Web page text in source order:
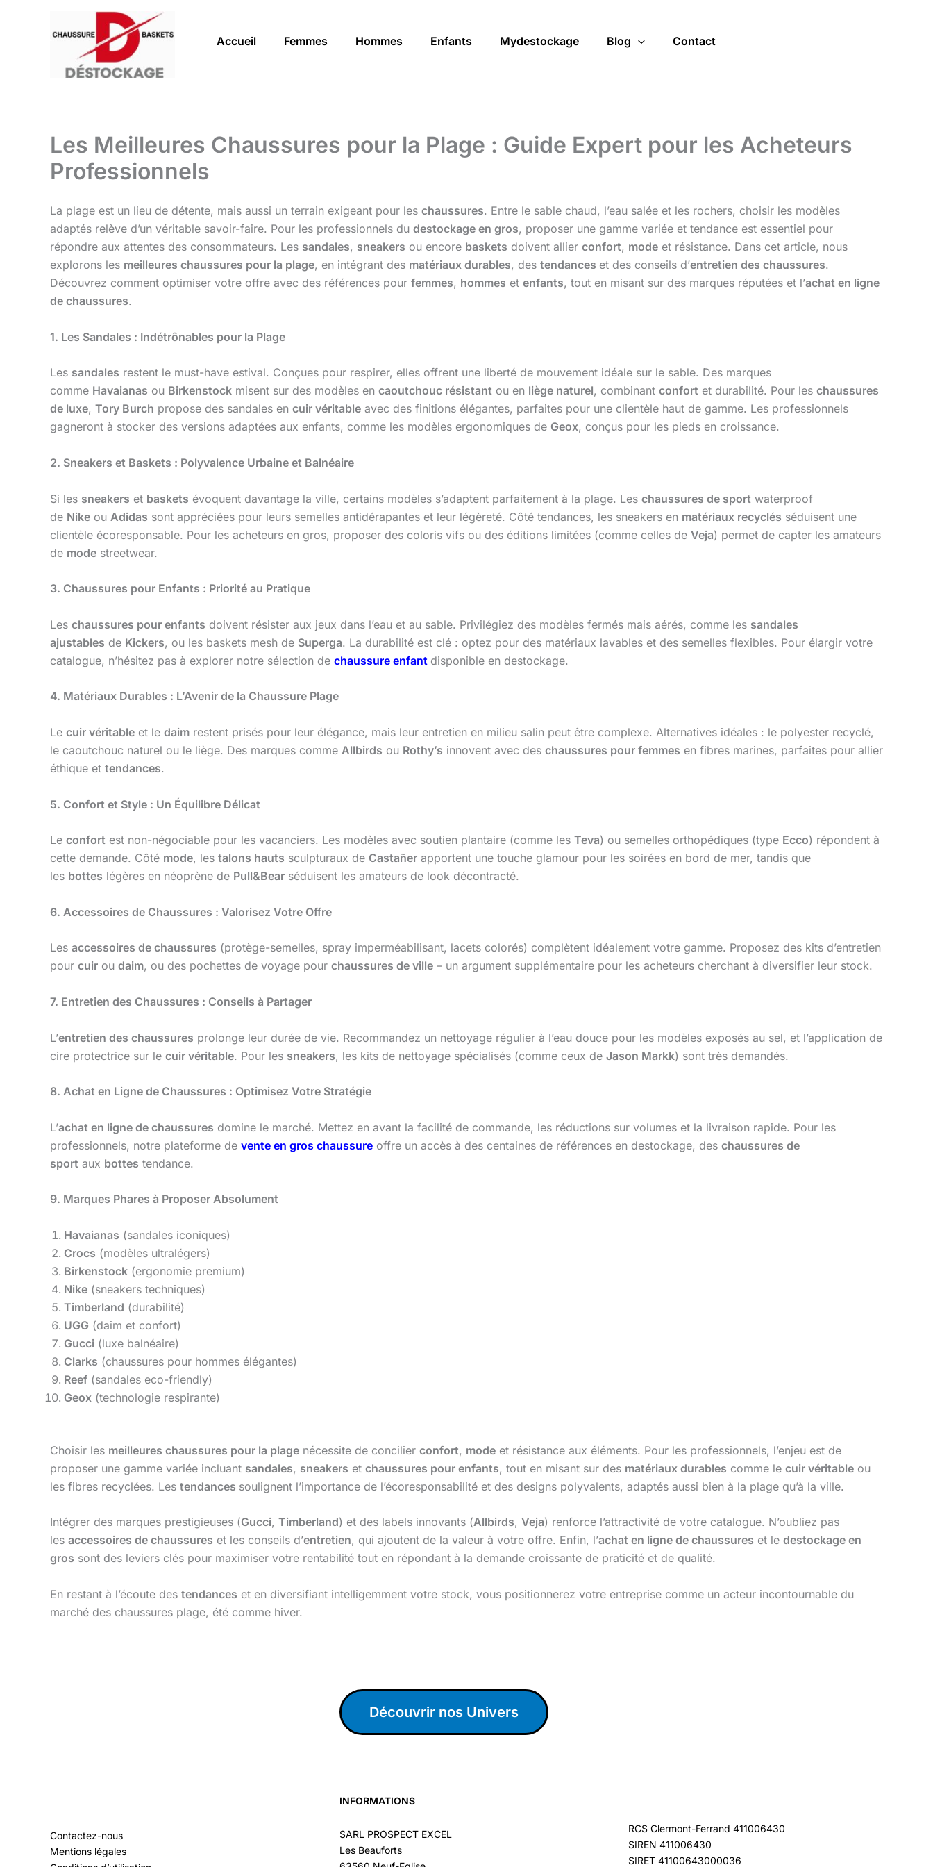
Accueil Femmes Hommes Enfants Mydestockage Blog Contact
Les Meilleures Chaussures pour la Plage : Guide Expert pour les Acheteurs
Professionnels
La plage est un lieu de détente, mais aussi un terrain exigeant pour les chaussures. Entre le sable chaud, l’eau salée et les rochers, choisir les modèles
adaptés relève d’un véritable savoir-faire. Pour les professionnels du destockage en gros, proposer une gamme variée et tendance est essentiel pour
répondre aux attentes des consommateurs. Les sandales, sneakers ou encore baskets doivent allier confort, mode et résistance. Dans cet article, nous
explorons les meilleures chaussures pour la plage, en intégrant des matériaux durables, des tendances et des conseils d’entretien des chaussures.
Découvrez comment optimiser votre offre avec des références pour femmes, hommes et enfants, tout en misant sur des marques réputées et l’achat en ligne
de chaussures.
1. Les Sandales : Indétrônables pour la Plage
Les sandales restent le must-have estival. Conçues pour respirer, elles offrent une liberté de mouvement idéale sur le sable. Des marques
comme Havaianas ou Birkenstock misent sur des modèles en caoutchouc résistant ou en liège naturel, combinant confort et durabilité. Pour les chaussures
de luxe, Tory Burch propose des sandales en cuir véritable avec des finitions élégantes, parfaites pour une clientèle haut de gamme. Les professionnels
gagneront à stocker des versions adaptées aux enfants, comme les modèles ergonomiques de Geox, conçus pour les pieds en croissance.
2. Sneakers et Baskets : Polyvalence Urbaine et Balnéaire
Si les sneakers et baskets évoquent davantage la ville, certains modèles s’adaptent parfaitement à la plage. Les chaussures de sport waterproof
de Nike ou Adidas sont appréciées pour leurs semelles antidérapantes et leur légèreté. Côté tendances, les sneakers en matériaux recyclés séduisent une
clientèle écoresponsable. Pour les acheteurs en gros, proposer des coloris vifs ou des éditions limitées (comme celles de Veja) permet de capter les amateurs
de mode streetwear.
3. Chaussures pour Enfants : Priorité au Pratique
Les chaussures pour enfants doivent résister aux jeux dans l’eau et au sable. Privilégiez des modèles fermés mais aérés, comme les sandales
ajustables de Kickers, ou les baskets mesh de Superga. La durabilité est clé : optez pour des matériaux lavables et des semelles flexibles. Pour élargir votre
catalogue, n’hésitez pas à explorer notre sélection de chaussure enfant disponible en destockage.
4. Matériaux Durables : L’Avenir de la Chaussure Plage
Le cuir véritable et le daim restent prisés pour leur élégance, mais leur entretien en milieu salin peut être complexe. Alternatives idéales : le polyester recyclé,
le caoutchouc naturel ou le liège. Des marques comme Allbirds ou Rothy’s innovent avec des chaussures pour femmes en fibres marines, parfaites pour allier
éthique et tendances.
5. Confort et Style : Un Équilibre Délicat
Le confort est non-négociable pour les vacanciers. Les modèles avec soutien plantaire (comme les Teva) ou semelles orthopédiques (type Ecco) répondent à
cette demande. Côté mode, les talons hauts sculpturaux de Castañer apportent une touche glamour pour les soirées en bord de mer, tandis que
les bottes légères en néoprène de Pull&Bear séduisent les amateurs de look décontracté.
6. Accessoires de Chaussures : Valorisez Votre Offre
Les accessoires de chaussures (protège-semelles, spray imperméabilisant, lacets colorés) complètent idéalement votre gamme. Proposez des kits d’entretien
pour cuir ou daim, ou des pochettes de voyage pour chaussures de ville – un argument supplémentaire pour les acheteurs cherchant à diversifier leur stock.
7. Entretien des Chaussures : Conseils à Partager
L’entretien des chaussures prolonge leur durée de vie. Recommandez un nettoyage régulier à l’eau douce pour les modèles exposés au sel, et l’application de
cire protectrice sur le cuir véritable. Pour les sneakers, les kits de nettoyage spécialisés (comme ceux de Jason Markk) sont très demandés.
8. Achat en Ligne de Chaussures : Optimisez Votre Stratégie
L’achat en ligne de chaussures domine le marché. Mettez en avant la facilité de commande, les réductions sur volumes et la livraison rapide. Pour les
professionnels, notre plateforme de vente en gros chaussure offre un accès à des centaines de références en destockage, des chaussures de
sport aux bottes tendance.
9. Marques Phares à Proposer Absolument
Havaianas (sandales iconiques)
Crocs (modèles ultralégers)
Birkenstock (ergonomie premium)
Nike (sneakers techniques)
Timberland (durabilité)
UGG (daim et confort)
Gucci (luxe balnéaire)
Clarks (chaussures pour hommes élégantes)
Reef (sandales eco-friendly)
Geox (technologie respirante)
Choisir les meilleures chaussures pour la plage nécessite de concilier confort, mode et résistance aux éléments. Pour les professionnels, l’enjeu est de
proposer une gamme variée incluant sandales, sneakers et chaussures pour enfants, tout en misant sur des matériaux durables comme le cuir véritable ou
les fibres recyclées. Les tendances soulignent l’importance de l’écoresponsabilité et des designs polyvalents, adaptés aussi bien à la plage qu’à la ville.
Intégrer des marques prestigieuses (Gucci, Timberland) et des labels innovants (Allbirds, Veja) renforce l’attractivité de votre catalogue. N’oubliez pas
les accessoires de chaussures et les conseils d’entretien, qui ajoutent de la valeur à votre offre. Enfin, l’achat en ligne de chaussures et le destockage en
gros sont des leviers clés pour maximiser votre rentabilité tout en répondant à la demande croissante de praticité et de qualité.
En restant à l’écoute des tendances et en diversifiant intelligemment votre stock, vous positionnerez votre entreprise comme un acteur incontournable du
marché des chaussures plage, été comme hiver.
Découvrir nos Univers
Contactez-nous
Mentions légales
INFORMATIONS
SARL PROSPECT EXCEL
Les Beauforts
RCS Clermont-Ferrand 411006430
SIREN 411006430
SIRET 41100643000036